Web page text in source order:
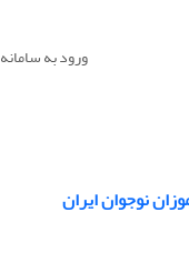
ورود به سامانه
نوجوان ایران